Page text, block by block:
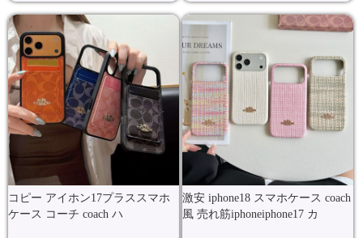
コピー アイホン17プラススマホ
ケース コーチ coach ハ
激安 iphone18 スマホケース coach
風 売れ筋iphoneiphone17 カ